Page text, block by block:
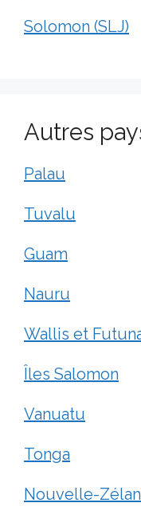
Solomon (SLJ)
Autres
Palau
Tuvalu
Guam
Nauru
Wallis et
Îles Salomon
Vanuatu
Tonga
Nouvelle-